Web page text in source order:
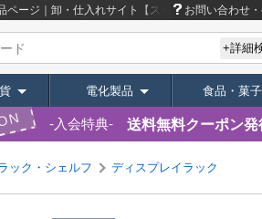
ページ｜卸・仕入れサイト【スーパーデリバリー】
お問い合わせ
ド +詳細
電化製品 食品・菓
入会特典 送料無料クーポン発
ック・シェルフ ディスプレイラック